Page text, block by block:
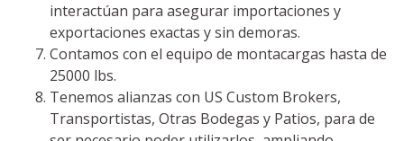
interactúan para asegurar importaciones y
exportaciones exactas y sin demoras.
Contamos con el equipo de montacargas hasta de
25000 lbs.
Tenemos alianzas con US Custom Brokers,
Transportistas, Otras Bodegas y Patios, para de